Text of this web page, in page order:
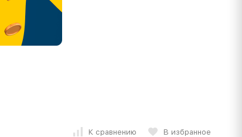
К сравнению В избранное